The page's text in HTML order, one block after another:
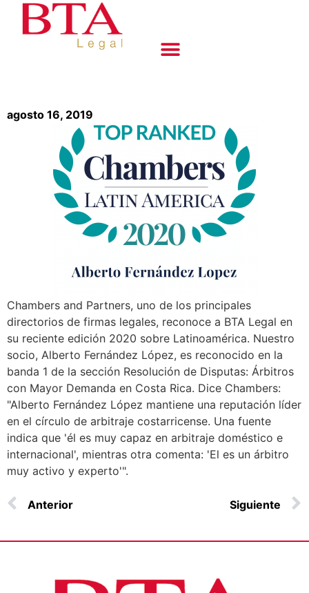
agosto 16, 2019
Chambers and Partners, uno de los principales
directorios de firmas legales, reconoce a BTA Legal en
su reciente edición 2020 sobre Latinoamérica. Nuestro
socio, Alberto Fernández López, es reconocido en la
banda 1 de la sección Resolución de Disputas: Árbitros
con Mayor Demanda en Costa Rica. Dice Chambers:
"Alberto Fernández López mantiene una reputación líder
en el círculo de arbitraje costarricense. Una fuente
indica que 'él es muy capaz en arbitraje doméstico e
internacional', mientras otra comenta: 'El es un árbitro
muy activo y experto'".
Anterior Siguiente